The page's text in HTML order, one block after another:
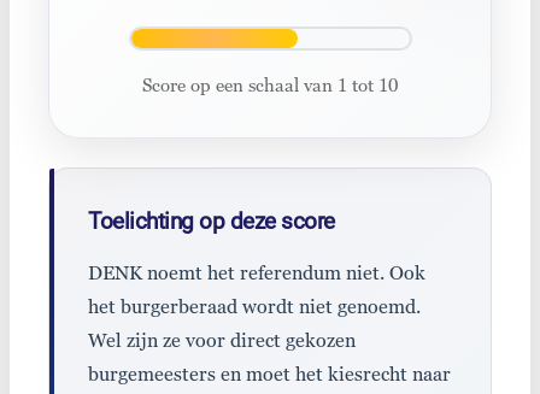
Score op een schaal van 1 tot 10
Toelichting op deze score
DENK noemt het referendum niet. Ook
het burgerberaad wordt niet genoemd.
Wel zijn ze voor direct gekozen
burgemeesters en moet het kiesrecht naar